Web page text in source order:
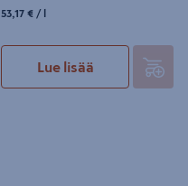
53,17 € / l
Lue lisää